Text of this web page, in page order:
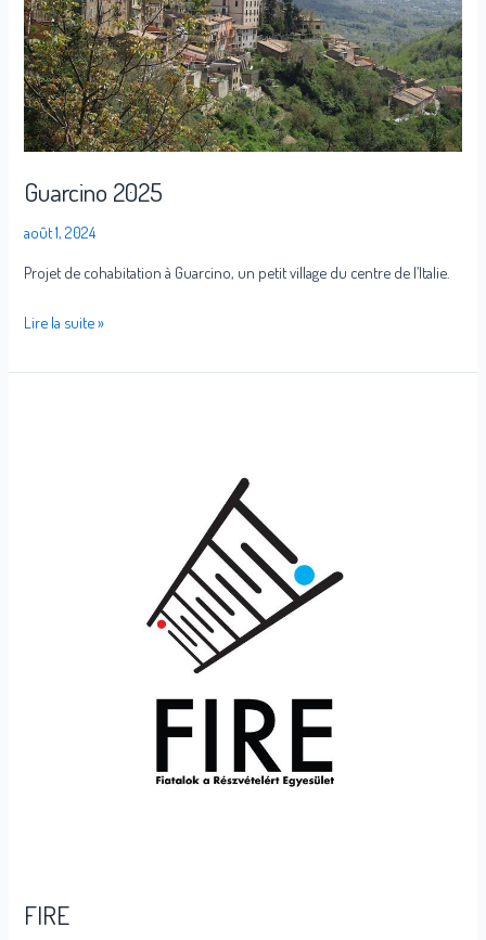
Guarcino 2025
août 1, 2024
Projet de cohabitation à Guarcino, un petit village du centre de l’Italie.
Lire la suite »
FIRE